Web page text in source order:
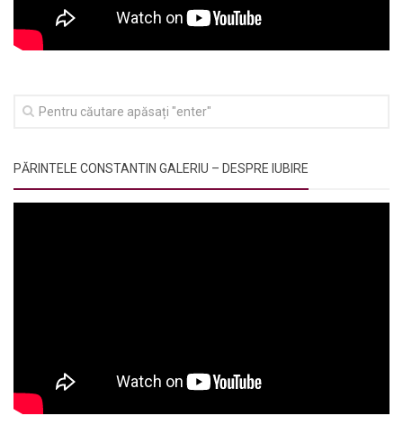
PĂRINTELE CONSTANTIN GALERIU – DESPRE IUBIRE